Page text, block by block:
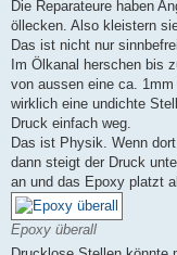
Die Reparateure haben
öllecken. Also kleistern
Das ist nicht nur
Im Ölkanal herschen bis
von aussen eine ca.
wirklich eine undichte
Druck einfach weg.
Das ist Physik. Wenn
dann steigt der Druck
an und das Epoxy platzt
Epoxy überall